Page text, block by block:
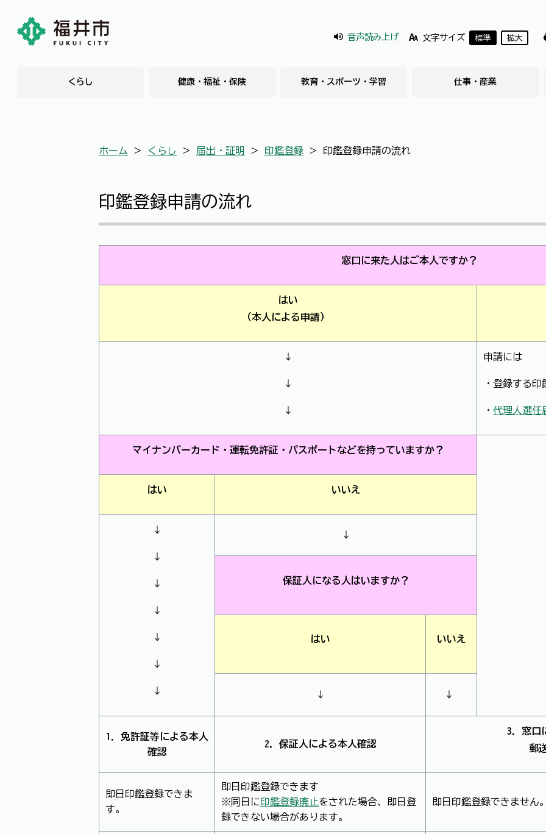
音声読み上げ 文字サイズ 標準 拡大
くらし 健康・福祉・保険 教育・スポーツ・学習 仕事・産業
ホーム ＞ くらし ＞ 届出・証明 ＞ 印鑑登録 ＞ 印鑑登録申請の流れ
印鑑登録申請の流れ
窓口に来た人はご本人ですか？
はい
（本人による申請）
↓
↓
↓
申請には
・登録する印
・ 代理人選任
マイナンバーカード・運転免許証・パスポートなどを持っていますか？
はい いいえ
↓
↓
↓
↓
↓
↓
↓
↓
保証人になる人はいますか？
はい いいえ
↓ ↓
1．免許証等による本人
確認
2．保証人による本人確認
3．窓口
郵
即日印鑑登録できま
す。
即日印鑑登録できます
※同日に印鑑登録廃止をされた場合、即日登
録できない場合があります。
即日印鑑登録できません。